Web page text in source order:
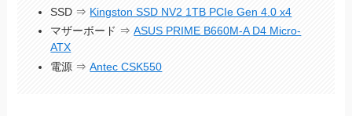
SSD ⇒ Kingston SSD NV2 1TB PCIe Gen 4.0 x4
マザーボード ⇒ASUS PRIME B660M-A D4 Micro-
ATX
電源 ⇒Antec CSK550